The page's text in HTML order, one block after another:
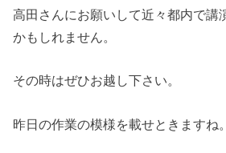
高田さんにお願いして近々都内で講
かもしれません。
その時はぜひお越し下さい。
昨日の作業の模様を載せときますね。